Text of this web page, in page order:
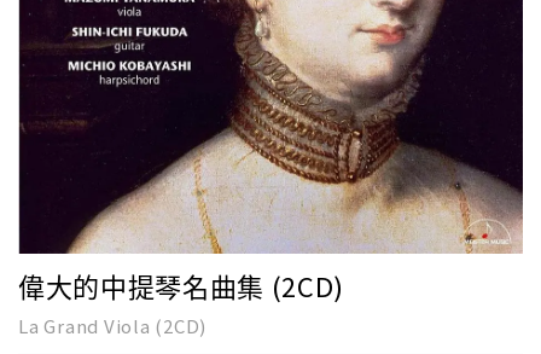
偉大的中提琴名曲集 (2CD)
La Grand Viola (2CD)